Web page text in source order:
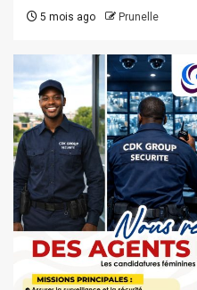
5 mois ago Prunelle